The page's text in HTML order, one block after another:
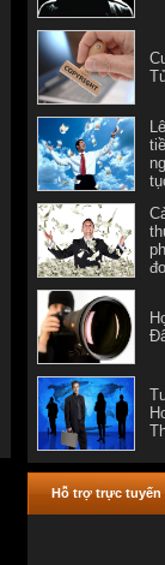
Hỗ trợ trực tuyến